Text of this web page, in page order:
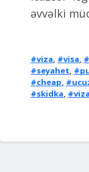
əvvəlki
#viza, #visa,
#seyahet,
#cheap,
#skidka,